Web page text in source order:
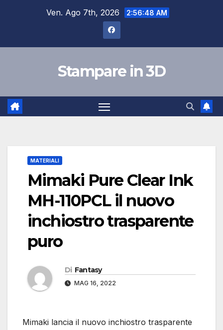
Ven. Ago 7th, 2026 2:56:49 AM
Stampare in 3D
MATERIALI
Mimaki Pure Clear Ink
MH-110PCL il nuovo
inchiostro trasparente
puro
Di Fantasy
MAG 16, 2022
Mimaki lancia il nuovo inchiostro trasparente